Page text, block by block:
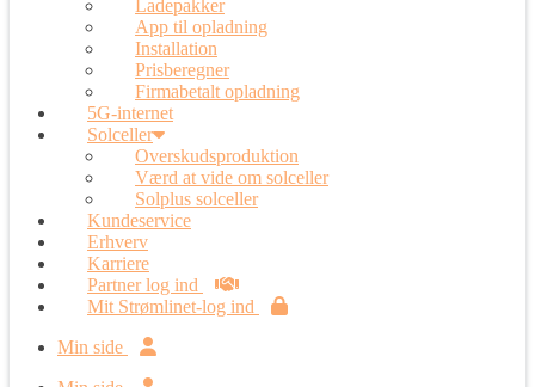
Ladepakker
App til opladning
Installation
Prisberegner
Firmabetalt opladning
5G-internet
Solceller
Overskudsproduktion
Værd at vide om solceller
Solplus solceller
Kundeservice
Erhverv
Karriere
Partner log ind
Mit Strømlinet-log ind
Min side